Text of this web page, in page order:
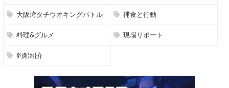
大阪湾タチウオキングバトル 捕食と行動
料理&グルメ 現場リポート
釣船紹介